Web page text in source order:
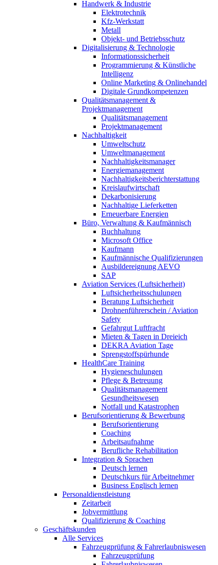
Handwerk & Industrie
Elektrotechnik
Kfz-Werkstatt
Metall
Objekt- und Betriebsschutz
Digitalisierung & Technologie
Informationssicherheit
Programmierung & Künstliche
Intelligenz
Online Marketing & Onlinehandel
Digitale Grundkompetenzen
Qualitätsmanagement &
Projektmanagement
Qualitätsmanagement
Projektmanagement
Nachhaltigkeit
Umweltschutz
Umweltmanagement
Nachhaltigkeitsmanager
Energiemanagement
Nachhaltigkeitsberichterstattung
Kreislaufwirtschaft
Dekarbonisierung
Nachhaltige Lieferketten
Erneuerbare Energien
Büro, Verwaltung & Kaufmännisch
Buchhaltung
Microsoft Office
Kaufmann
Kaufmännische Qualifizierungen
Ausbildereignung AEVO
SAP
Aviation Services (Luftsicherheit)
Luftsicherheitsschulungen
Beratung Luftsicherheit
Drohnenführerschein / Aviation
Safety
Gefahrgut Luftfracht
Mieten & Tagen in Dreieich
DEKRA Aviation Tage
Sprengstoffspürhunde
HealthCare Training
Hygieneschulungen
Pflege & Betreuung
Qualitätsmanagement
Gesundheitswesen
Notfall und Katastrophen
Berufsorientierung & Bewerbung
Berufsorientierung
Coaching
Arbeitsaufnahme
Berufliche Rehabilitation
Integration & Sprachen
Deutsch lernen
Deutschkurs für Arbeitnehmer
Business Englisch lernen
Personaldienstleistung
Zeitarbeit
Jobvermittlung
Qualifizierung & Coaching
Geschäftskunden
Alle Services
Fahrzeugprüfung & Fahrerlaubniswesen
Fahrzeugprüfung